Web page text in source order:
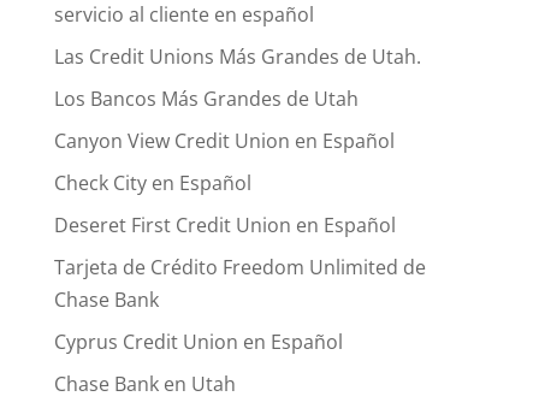
servicio al cliente en español
Las Credit Unions Más Grandes de Utah.
Los Bancos Más Grandes de Utah
Canyon View Credit Union en Español
Check City en Español
Deseret First Credit Union en Español
Tarjeta de Crédito Freedom Unlimited de
Chase Bank
Cyprus Credit Union en Español
Chase Bank en Utah